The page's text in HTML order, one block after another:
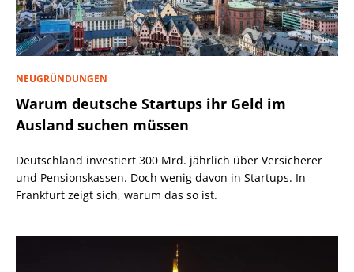
NEUGRÜNDUNGEN
Warum deutsche Startups ihr Geld im
Ausland suchen müssen
Deutschland investiert 300 Mrd. jährlich über Versicherer
und Pensionskassen. Doch wenig davon in Startups. In
Frankfurt zeigt sich, warum das so ist.